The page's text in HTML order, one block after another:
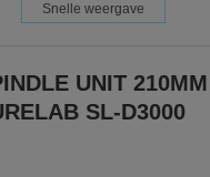
Snelle weergave
UNIT 210MM
SL-D3000